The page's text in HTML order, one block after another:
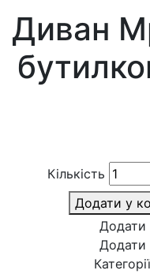
Диван
Кількість
Додати у
Додати
Додати